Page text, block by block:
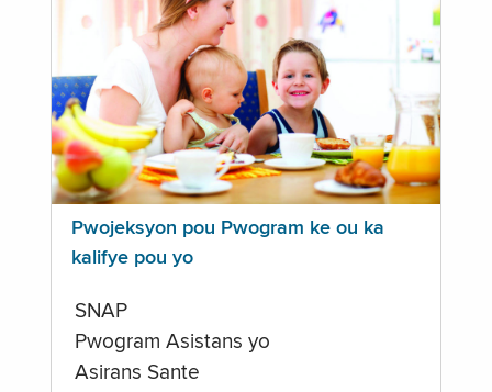
Pwojeksyon pou Pwogram ke ou ka
kalifye pou yo
SNAP
Pwogram Asistans yo
Asirans Sante